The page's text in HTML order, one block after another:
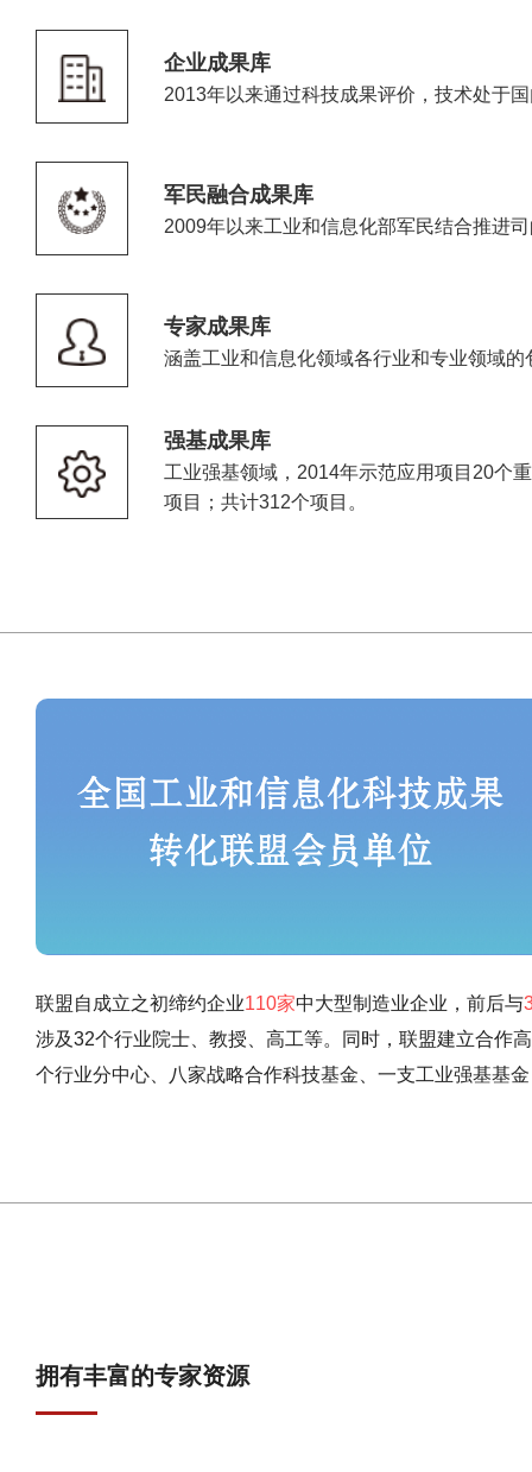
企业成果库
2013年以来通过科技成果评价，技术处于
军民融合成果库
2009年以来工业和信息化部军民结合推进
专家成果库
涵盖工业和信息化领域各行业和专业领域
强基成果库
工业强基领域，2014年示范应用项目20个
项目；共计312个项目。
联盟自成立之初缔约企业110家中大型制造业企业，前后与
涉及32个行业院士、教授、高工等。同时，联盟建立合作
个行业分中心、八家战略合作科技基金、一支工业强基基
拥有丰富的专家资源